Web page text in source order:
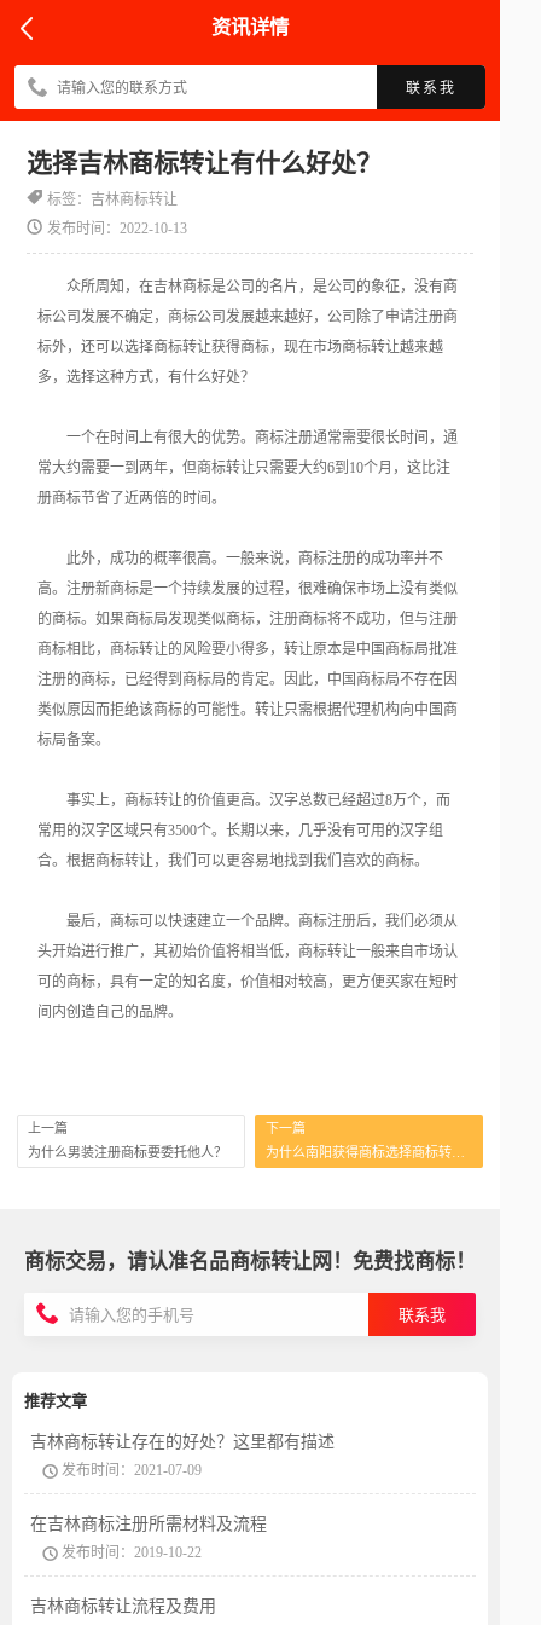
资讯详情
联系我
选择吉林商标转让有什么好处？
标签：吉林商标转让
发布时间：2022-10-13
众所周知，在吉林商标是公司的名片，是公司的象征，没有商
标公司发展不确定，商标公司发展越来越好，公司除了申请注册商
标外，还可以选择商标转让获得商标，现在市场商标转让越来越
多，选择这种方式，有什么好处？
一个在时间上有很大的优势。商标注册通常需要很长时间，通
常大约需要一到两年，但商标转让只需要大约6到10个月，这比注
册商标节省了近两倍的时间。
此外，成功的概率很高。一般来说，商标注册的成功率并不
高。注册新商标是一个持续发展的过程，很难确保市场上没有类似
的商标。如果商标局发现类似商标，注册商标将不成功，但与注册
商标相比，商标转让的风险要小得多，转让原本是中国商标局批准
注册的商标，已经得到商标局的肯定。因此，中国商标局不存在因
类似原因而拒绝该商标的可能性。转让只需根据代理机构向中国商
标局备案。
事实上，商标转让的价值更高。汉字总数已经超过8万个，而
常用的汉字区域只有3500个。长期以来，几乎没有可用的汉字组
合。根据商标转让，我们可以更容易地找到我们喜欢的商标。
最后，商标可以快速建立一个品牌。商标注册后，我们必须从
头开始进行推广，其初始价值将相当低，商标转让一般来自市场认
可的商标，具有一定的知名度，价值相对较高，更方便买家在短时
间内创造自己的品牌。
上一篇
为什么男装注册商标要委托他人？
下一篇
为什么南阳获得商标选择商标转让？
商标交易，请认准名品商标转让网！免费找商标！
联系我
推荐文章
吉林商标转让存在的好处？这里都有描述
发布时间：2021-07-09
在吉林商标注册所需材料及流程
发布时间：2019-10-22
吉林商标转让流程及费用